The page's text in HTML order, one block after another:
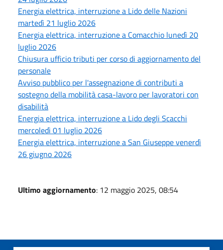
Energia elettrica, interruzione a Lido delle Nazioni
martedì 21 luglio 2026
Energia elettrica, interruzione a Comacchio lunedì 20
luglio 2026
Chiusura ufficio tributi per corso di aggiornamento del
personale
Avviso pubblico per l'assegnazione di contributi a
sostegno della mobilità casa-lavoro per lavoratori con
disabilità
Energia elettrica, interruzione a Lido degli Scacchi
mercoledì 01 luglio 2026
Energia elettrica, interruzione a San Giuseppe venerdì
26 giugno 2026
Ultimo aggiornamento: 12 maggio 2025, 08:54